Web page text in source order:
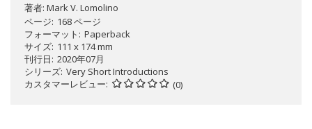
著者: Mark V. Lomolino
ページ 168 ページ
フォーマット
Paperback
サイズ 111 x 174 mm
刊行日 2020年07月
シリーズ Very Short Introductions
カスタマーレビュー
(0)